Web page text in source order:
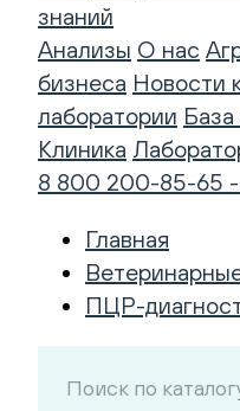
знаний
Анализы О нас
бизнеса Новости
лаборатории
Клиника
8 800 200-85-65 -
Главная
ПЦР-